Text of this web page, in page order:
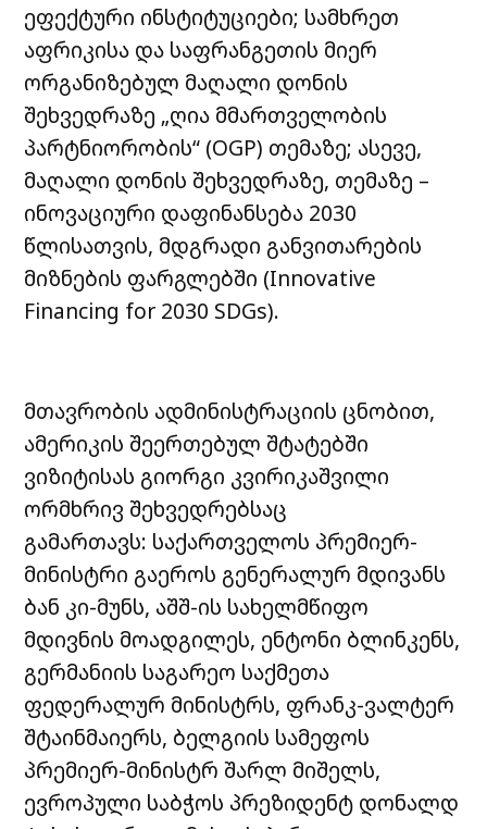
ეფექტური ინსტიტუციები; სამხრეთ
აფრიკისა და საფრანგეთის მიერ
ორგანიზებულ მაღალი დონის
შეხვედრაზე „ღია მმართველობის
პარტნიორობის“ (OGP) თემაზე; ასევე,
მაღალი დონის შეხვედრაზე, თემაზე –
ინოვაციური დაფინანსება 2030
წლისათვის, მდგრადი განვითარების
მიზნების ფარგლებში (Innovative
Financing for 2030 SDGs).
მთავრობის ადმინისტრაციის ცნობით,
ამერიკის შეერთებულ შტატებში
ვიზიტისას გიორგი კვირიკაშვილი
ორმხრივ შეხვედრებსაც
გამართავს: საქართველოს პრემიერ-
მინისტრი გაეროს გენერალურ მდივანს
ბან კი-მუნს, აშშ-ის სახელმწიფო
მდივნის მოადგილეს, ენტონი ბლინკენს,
გერმანიის საგარეო საქმეთა
ფედერალურ მინისტრს, ფრანკ-ვალტერ
შტაინმაიერს, ბელგიის სამეფოს
პრემიერ-მინისტრ შარლ მიშელს,
ევროპული საბჭოს პრეზიდენტ დონალდ